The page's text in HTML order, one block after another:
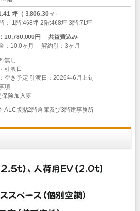
坪（ 3,806.30㎡）
： 1階:468坪 2階:468坪 3階:71坪
10,780,000円 共益費込み
：10.0ヶ月 解約引：3ヶ月
無し
引渡日
空き予定 引渡日：2026年6月上旬
項
保険加入要
ALC版貼2階倉庫及び3階建事務所